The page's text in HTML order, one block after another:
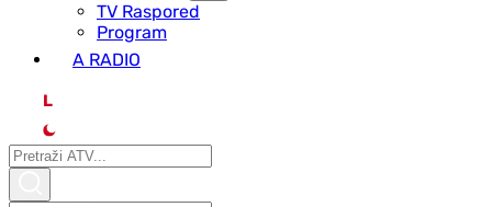
ТV Raspored
Program
A RADIO
L